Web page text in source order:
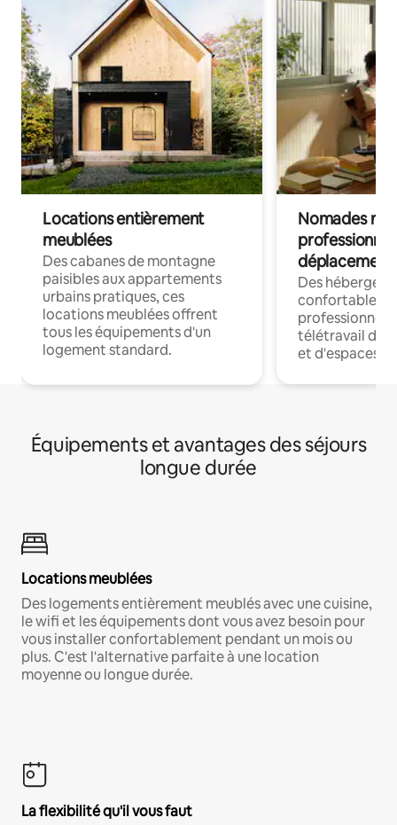
Locations entièrement
meublées
Des cabanes de montagne
paisibles aux appartements
urbains pratiques, ces
locations meublées offrent
tous les équipements d'un
logement standard.
Nomades
déplacement
Des
confortables
professionnels
télétravail
et d'espaces
Équipements et avantages des séjours
longue durée
Locations meublées
Des logements entièrement meublés avec une cuisine,
le wifi et les équipements dont vous avez besoin pour
vous installer confortablement pendant un mois ou
plus. C'est l'alternative parfaite à une location
moyenne ou longue durée.
La flexibilité qu'il vous faut